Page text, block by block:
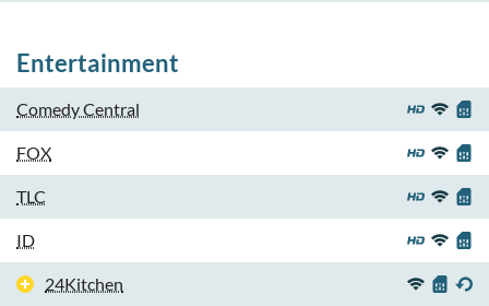
Entertainment
Comedy Central
FOX
TLC
ID
24Kitchen